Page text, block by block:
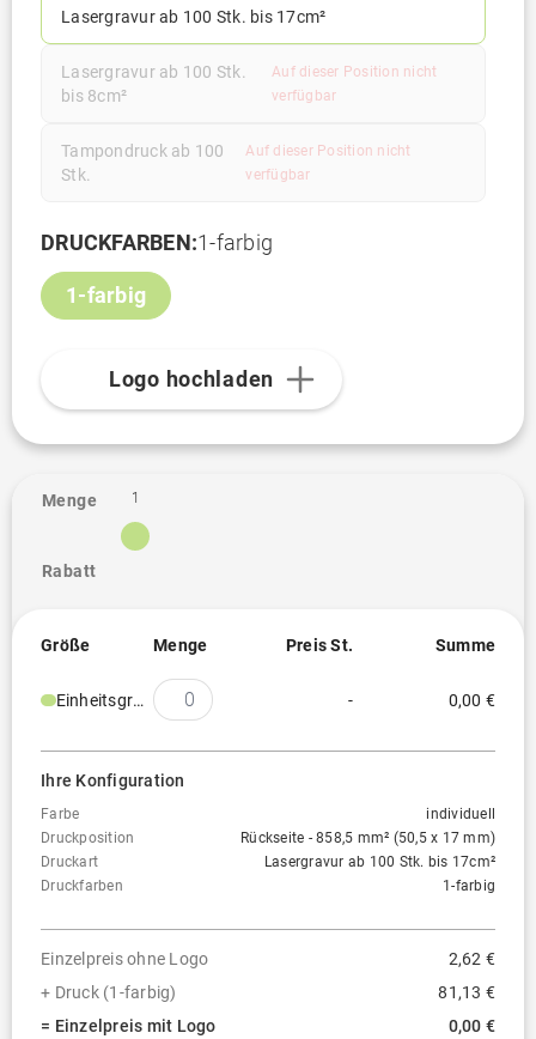
Lasergravur ab 100 Stk. bis 17cm²
Lasergravur ab 100 Stk.
bis 8cm²
Auf dieser Position nicht
verfügbar
Tampondruck ab 100
Stk.
Auf dieser Position nicht
verfügbar
DRUCKFARBEN:1-farbig
1-farbig
Logo hochladen
Menge
Rabatt
1
Größe Menge Preis St. Summe
Einheitsgröße - 0,00 €
Ihre Konfiguration
Farbe
individuell
Druckposition
Rückseite - 858,5 mm² (50,5 x 17 mm)
Druckart
Lasergravur ab 100 Stk. bis 17cm²
Druckfarben
1-farbig
Einzelpreis ohne Logo
2,62 €
+ Druck (1-farbig)
81,13 €
= Einzelpreis mit Logo
0,00 €